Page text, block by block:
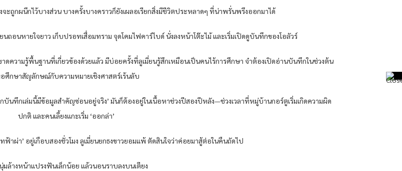
จะถูกผนึกไว้บางส่วน บางครั้งบางคราวก็ยังเผลอเรียกสิ่งมีชีวิตประหลาดๆ ที่น่าพรั่นพรึงออกมาได้
ถอนหายใจยาว เก็บปรอทเสื่อมทราม จุดโคมไฟคาร์ไบด์ นั่งลงหน้าโต๊ะไม้ และเริ่มเปิดดูบันทึกของโอลัวร์
ดความรู้พื้นฐานที่เกี่ยวข้องด้วยแล้ว มีบ่อยครั้งที่ลูเมี่ยนรู้สึกเหมือนเป็นคนไร้การศึกษา จำต้องเปิดอ่านบันทึกในช่วงต้น
ศึกษาสัญลักษณ์กับความหมายเชิงศาสตร์เร้นลับ
บันทึกเล่มนี้มีข้อมูลสำคัญซ่อนอยู่จริง’ มันก็ต้องอยู่ในเนื้อหาช่วงปีสองปีหลัง—ช่วงเวลาที่หมู่บ้านกอร์ตูเริ่มเกิดความผิด
ปกติ และคนเลี้ยงแกะเริ่ม ‘ออกล่า’
ฟ้าผ่า’ อยู่เกือบสองชั่วโมง ลูเมี่ยนยกธงขาวยอมแพ้ ตัดสินใจว่าค่อยมาสู้ต่อในคืนถัดไป
มล้างหน้าแปรงฟันเล็กน้อย แล้วนอนราบลงบนเตียง